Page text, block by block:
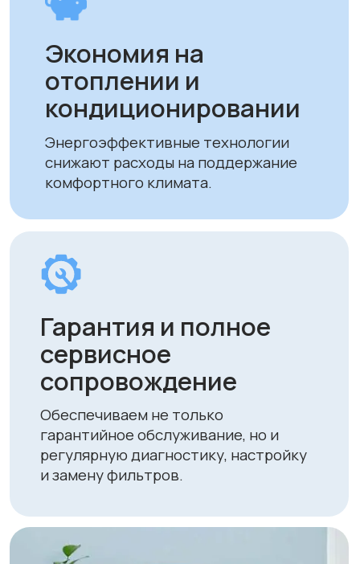
Оплата
Доставка осуществляется после
полной предоплаты заказа.
Вы можете оплатить заказ
• Безналичный расчет
• Через системы Kaspi QR, Kaspi Red
• Оформление рассрочки через
банки-партнеры (Kaspi Bank, Home
Bank, Forte Bank, Freedom Finance
Bank, Halyk Bank) на срок до 24
месяцев
Мы осуществляем бесплатную
доставку по городам Алматы
курьером в рабочие дни
доставки по Алматы составляет до 3
Доставка
Мы предлагаем удобные способы оплаты
в Алматы и по всему Казахстану